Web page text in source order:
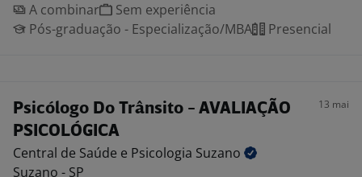
A combinar
Sem experiência
Pós-graduação - Especialização/MBA
Presencial
Psicólogo Do Trânsito - AVALIAÇÃO
PSICOLÓGICA
13 mai
Central de Saúde e Psicologia Suzano
Suzano - SP